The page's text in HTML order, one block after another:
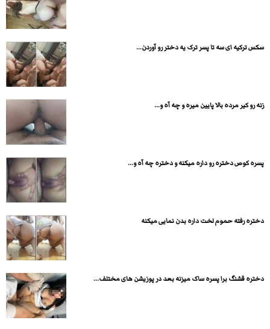
سکس ترکیه ای سه تا پسر ترک یه دختر رو آوردن...
زنه رو کیر مرده بالا پایین میره و چه آه و...
پسره کوص دختره رو داره میکنه و دختره چه آه و...
دختره رفته حموم لخت داره بدن نمایی میکنه
دختره قشنگ برا پسره ساک میزنه بعد در پوزیشن های مختلف...